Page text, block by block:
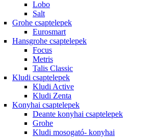
Lobo
Salt
Grohe csaptelepek
Eurosmart
Hansgrohe csaptelepek
Focus
Metris
Talis Classic
Kludi csaptelepek
Kludi Active
Kludi Zenta
Konyhai csaptelepek
Deante konyhai csaptelepek
Grohe
Kludi mosogató- konyhai